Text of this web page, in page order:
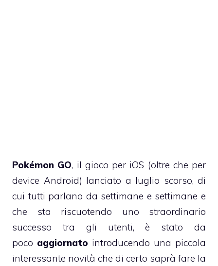
Pokémon GO, il gioco per iOS (oltre che per
device Android) lanciato a luglio scorso, di
cui tutti parlano da settimane e settimane e
che sta riscuotendo uno straordinario
successo tra gli utenti, è stato da
poco aggiornato introducendo una piccola
interessante novità che di certo saprà fare la